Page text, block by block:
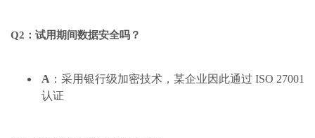
Q2：试用期间数据安全吗？
A ：采用银行级加密技术，某企业因此通过 ISO 27001
认证